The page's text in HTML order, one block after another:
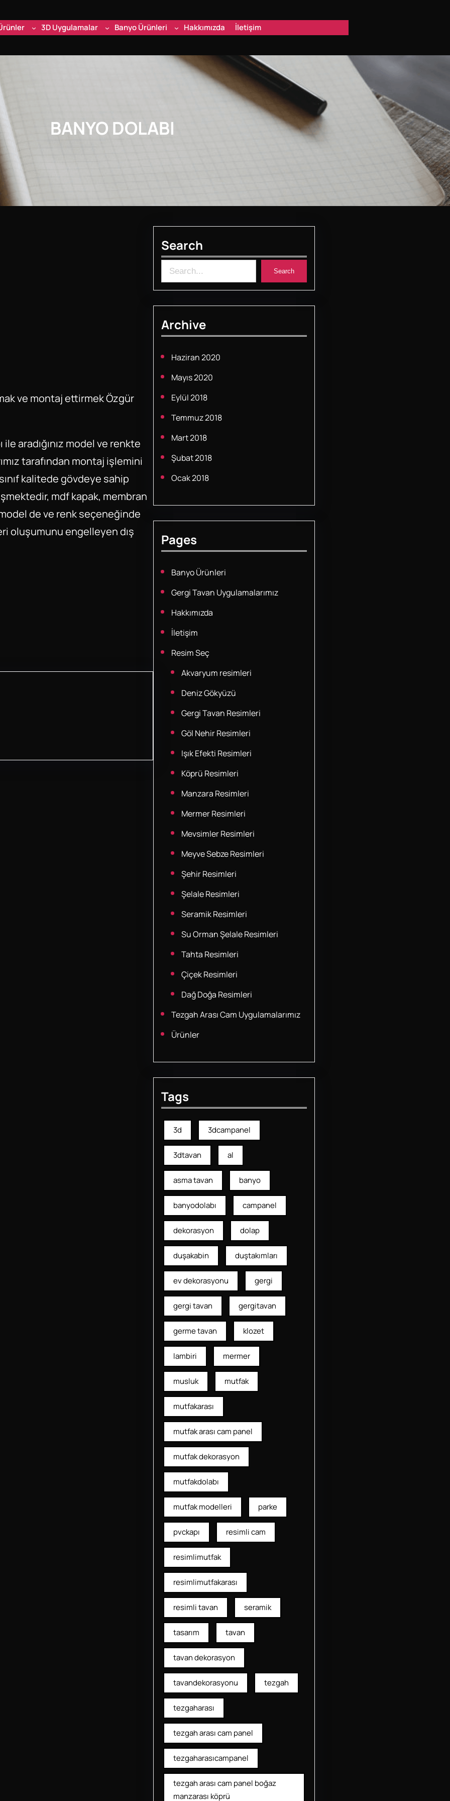
3D Uygulamalar Banyo Ürünleri Hakkımızda İletişim
BANYO DOLABI
ve montaj ettirmek Özgür
aradığınız model ve renkte
tarafından montaj işlemini
kalitede gövdeye sahip
mdf kapak, membran
de ve renk seçeneğinde
oluşumunu engelleyen dış
Search
e
a
r
c
h
Search
Archive
Haziran 2020
Mayıs 2020
Eylül 2018
Temmuz 2018
Mart 2018
Şubat 2018
Ocak 2018
Pages
Banyo Ürünleri
Gergi Tavan Uygulamalarımız
Hakkımızda
İletişim
Resim Seç
Akvaryum resimleri
Deniz Gökyüzü
Gergi Tavan Resimleri
Göl Nehir Resimleri
Işık Efekti Resimleri
Köprü Resimleri
Manzara Resimleri
Mermer Resimleri
Mevsimler Resimleri
Meyve Sebze Resimleri
Şehir Resimleri
Şelale Resimleri
Seramik Resimleri
Su Orman Şelale Resimleri
Tahta Resimleri
Çiçek Resimleri
Dağ Doğa Resimleri
Tezgah Arası Cam Uygulamalarımız
Ürünler
Tags
3d 3dcampanel
3dtavan al
asma tavan banyo
banyodolabı campanel
dekorasyon dolap
duşakabin duştakımları
ev dekorasyonu gergi
gergi tavan gergitavan
germe tavan klozet
lambiri mermer
musluk mutfak
mutfakarası
mutfak arası cam panel
mutfak dekorasyon
mutfakdolabı
mutfak modelleri parke
pvckapı resimli cam
resimlimutfak
resimlimutfakarası
resimli tavan seramik
tasarım tavan
tavan dekorasyon
tavandekorasyonu tezgah
tezgaharası
tezgah arası cam panel
tezgaharasıcampanel
tezgah arası cam panel boğaz
manzarası köprü